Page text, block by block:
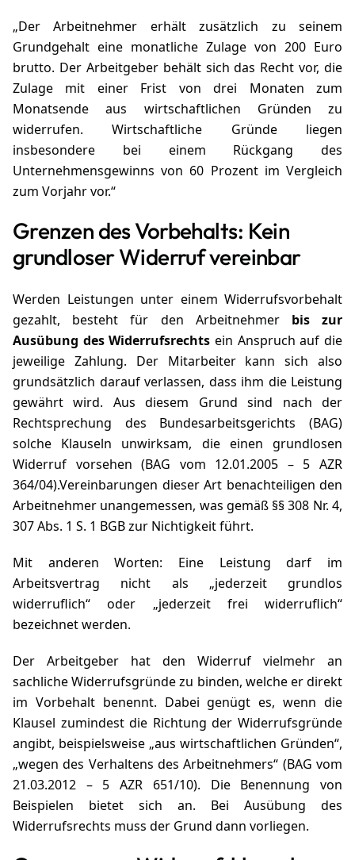
„Der Arbeitnehmer erhält zusätzlich zu seinem
Grundgehalt eine monatliche Zulage von 200 Euro
brutto. Der Arbeitgeber behält sich das Recht vor, die
Zulage mit einer Frist von drei Monaten zum
Monatsende aus wirtschaftlichen Gründen zu
widerrufen. Wirtschaftliche Gründe liegen
insbesondere bei einem Rückgang des
Unternehmensgewinns von 60 Prozent im Vergleich
zum Vorjahr vor.“
Grenzen des Vorbehalts: Kein
grundloser Widerruf vereinbar
Werden Leistungen unter einem Widerrufsvorbehalt
gezahlt, besteht für den Arbeitnehmer bis zur
Ausübung des Widerrufsrechts ein Anspruch auf die
jeweilige Zahlung. Der Mitarbeiter kann sich also
grundsätzlich darauf verlassen, dass ihm die Leistung
gewährt wird. Aus diesem Grund sind nach der
Rechtsprechung des Bundesarbeitsgerichts (BAG)
solche Klauseln unwirksam, die einen grundlosen
Widerruf vorsehen (BAG vom 12.01.2005 – 5 AZR
364/04).Vereinbarungen dieser Art benachteiligen den
Arbeitnehmer unangemessen, was gemäß §§ 308 Nr. 4,
307 Abs. 1 S. 1 BGB zur Nichtigkeit führt.
Mit anderen Worten: Eine Leistung darf im
Arbeitsvertrag nicht als „jederzeit grundlos
widerruflich“ oder „jederzeit frei widerruflich“
bezeichnet werden.
Der Arbeitgeber hat den Widerruf vielmehr an
sachliche Widerrufsgründe zu binden, welche er direkt
im Vorbehalt benennt. Dabei genügt es, wenn die
Klausel zumindest die Richtung der Widerrufsgründe
angibt, beispielsweise „aus wirtschaftlichen Gründen“,
„wegen des Verhaltens des Arbeitnehmers“ (BAG vom
21.03.2012 – 5 AZR 651/10). Die Benennung von
Beispielen bietet sich an. Bei Ausübung des
Widerrufsrechts muss der Grund dann vorliegen.